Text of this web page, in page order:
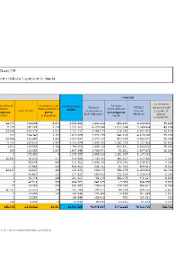
Europa
Altrecose
Mondiali calcio 2026